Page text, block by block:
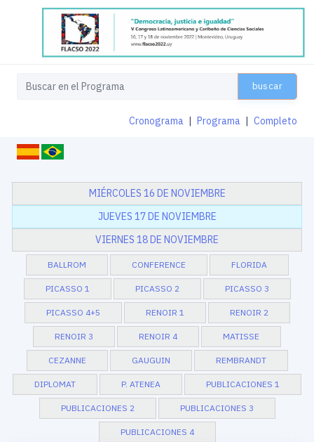
buscar
Cronograma | Programa | Completo
MIÉRCOLES 16 DE NOVIEMBRE
JUEVES 17 DE NOVIEMBRE
VIERNES 18 DE NOVIEMBRE
BALLROM CONFERENCE FLORIDA
PICASSO 1 PICASSO 2 PICASSO 3
PICASSO 4+5 RENOIR 1 RENOIR 2
RENOIR 3 RENOIR 4 MATISSE
CEZANNE GAUGUIN REMBRANDT
DIPLOMAT P. ATENEA PUBLICACIONES 1
PUBLICACIONES 2 PUBLICACIONES 3
PUBLICACIONES 4